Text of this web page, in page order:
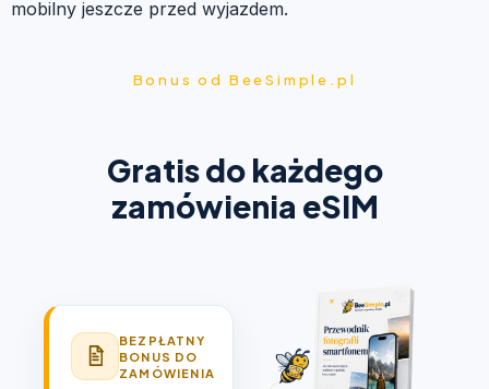
mobilny jeszcze przed wyjazdem.
Bonus od BeeSimple.pl
Gratis do każdego
zamówienia eSIM
BEZPŁATNY
BONUS DO
ZAMÓWIENIA